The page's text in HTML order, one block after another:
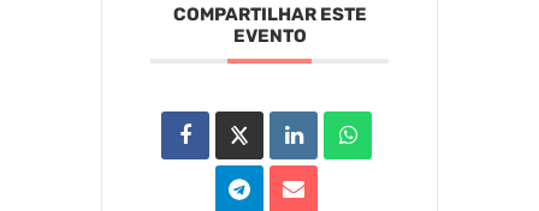
COMPARTILHAR ESTE
EVENTO